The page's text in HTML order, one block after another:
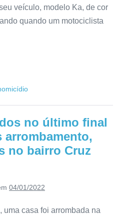
veículo, modelo Ka, de cor
quando um motociclista
no último final
arrombamento,
no bairro Cruz
04/01/2022
casa foi arrombada na